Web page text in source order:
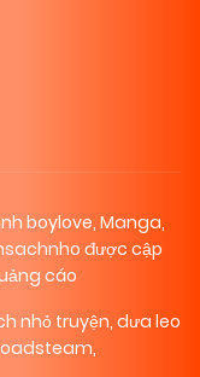
boylove, Manga,
được cập
cáo
nhỏ truyện, dưa leo
,